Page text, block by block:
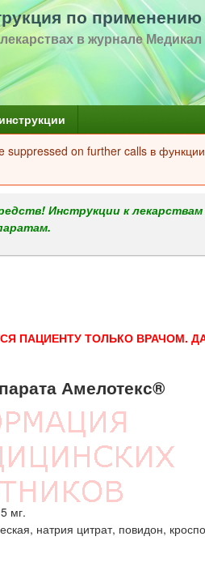
Перейти
к
содержанию
по
в журнале Медикал
suppressed on further calls в функции
Инструкции к
ПАЦИЕНТУ ТОЛЬКО ВРАЧОМ.
Амелотекс®
мг.
натрия цитрат, повидон,